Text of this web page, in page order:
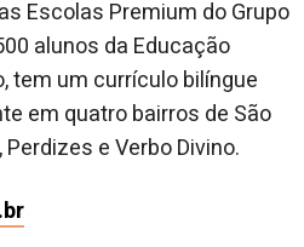
Escolas Premium do Grupo
alunos da Educação
tem um currículo bilíngue
em quatro bairros de São
e Verbo Divino.